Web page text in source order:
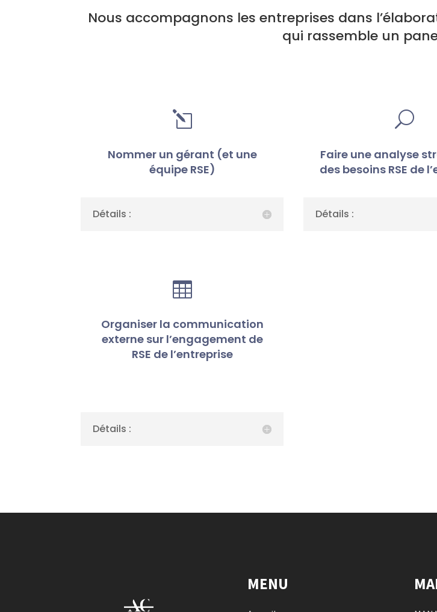
Nous accompagnons les entreprises dans
qui rassemble un
l
Nommer un gérant (et une
équipe RSE)
Détails :
U
Faire une analyse
des besoins RSE de
Détails :

Organiser la communication
externe sur l’engagement de
RSE de l’entreprise
Détails :
MENU